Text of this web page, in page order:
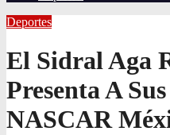
Deportes
El Sidral Aga
Presenta A
NASCAR